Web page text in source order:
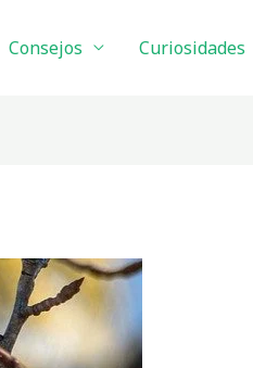
Consejos Curiosidades